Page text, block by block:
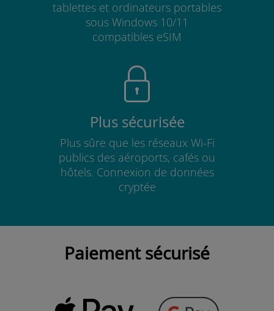
tablettes et ordinateurs portables
sous Windows 10/11
compatibles eSIM
Plus sécurisée
Plus sûre que les réseaux Wi-Fi
publics des aéroports, cafés ou
hôtels. Connexion de données
cryptée
Paiement sécurisé